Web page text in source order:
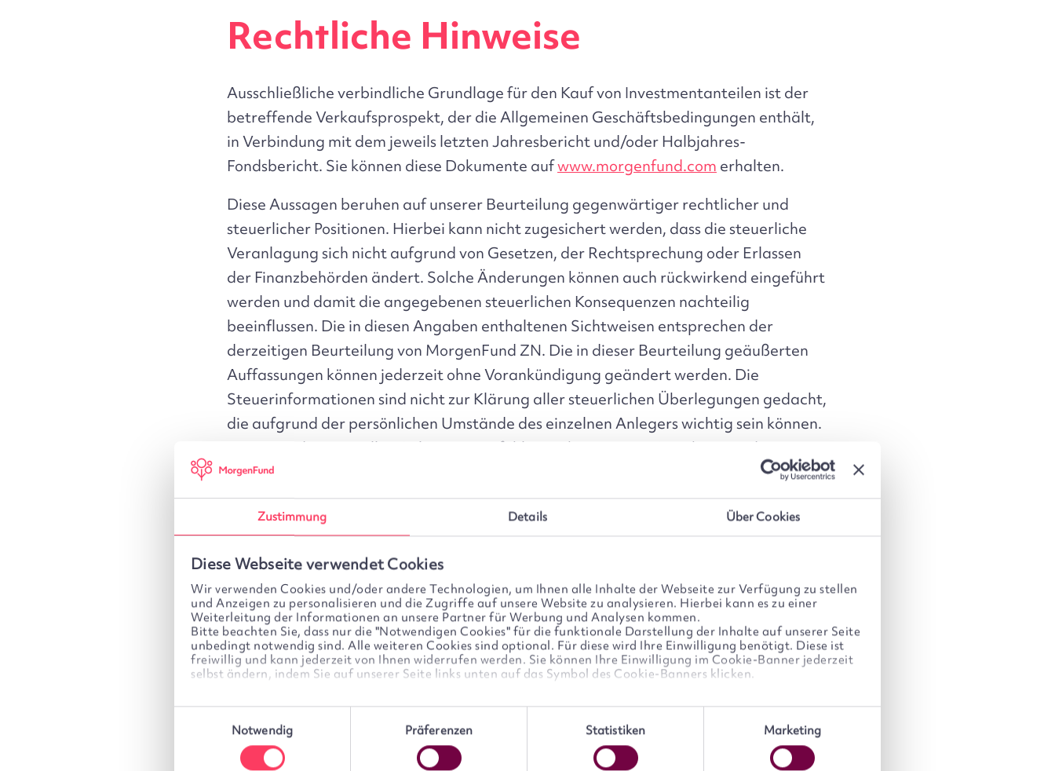
Zustimmung Details Über Cookies
Diese Webseite verwendet Cookies
Wir verwenden Cookies und/oder andere Technologien, um Ihnen alle Inhalte der Webseite zur Verfügung zu stellen
und Anzeigen zu personalisieren und die Zugriffe auf unsere Website zu analysieren. Hierbei kann es zu einer
Weiterleitung der Informationen an unsere Partner für Werbung und Analysen kommen.
Bitte beachten Sie, dass nur die "Notwendigen Cookies" für die funktionale Darstellung der Inhalte auf unserer Seite
unbedingt notwendig sind. Alle weiteren Cookies sind optional. Für diese wird Ihre Einwilligung benötigt. Diese ist
freiwillig und kann jederzeit von Ihnen widerrufen werden. Sie können Ihre Einwilligung im Cookie-Banner jederzeit
selbst ändern, indem Sie auf unserer Seite links unten auf das Symbol des Cookie-Banners klicken.
Notwendig
Präferenzen Statistiken Marketing
Rechtliche Hinweise
Ausschließliche verbindliche Grundlage für den Kauf von Investmentanteilen ist der
betreffende Verkaufsprospekt, der die Allgemeinen Geschäftsbedingungen enthält,
in Verbindung mit dem jeweils letzten Jahresbericht und/oder Halbjahres-
Fondsbericht. Sie können diese Dokumente aufwww.morgenfund.com erhalten.
Diese Aussagen beruhen auf unserer Beurteilung gegenwärtiger rechtlicher und
steuerlicher Positionen. Hierbei kann nicht zugesichert werden, dass die steuerliche
Veranlagung sich nicht aufgrund von Gesetzen, der Rechtsprechung oder Erlassen
der Finanzbehörden ändert. Solche Änderungen können auch rückwirkend eingeführt
werden und damit die angegebenen steuerlichen Konsequenzen nachteilig
beeinflussen. Die in diesen Angaben enthaltenen Sichtweisen entsprechen der
derzeitigen Beurteilung von MorgenFund ZN. Die in dieser Beurteilung geäußerten
Auffassungen können jederzeit ohne Vorankündigung geändert werden. Die
Steuerinformationen sind nicht zur Klärung aller steuerlichen Überlegungen gedacht,
die aufgrund der persönlichen Umstände des einzelnen Anlegers wichtig sein können.
Daher wird potenziellen Anlegern empfohlen, sich von einem Angehörigen der
steuerberatenden Berufe hinsichtlich der steuerlichen Konsequenzen des Erwerbs,
Besitzes oder Verkaufs von Investmentanteilen beraten zu lassen.
MorgenFund ZN übernimmt keine Garantie für die Richtigkeit der in diesem
Dokument enthaltenen Informationen.
Allgemeine
Geschäftsbedingungen